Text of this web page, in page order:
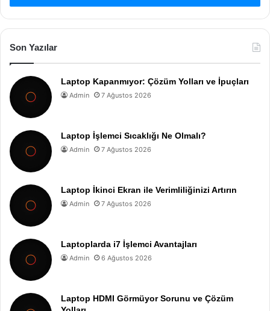
Son Yazılar
Laptop Kapanmıyor: Çözüm Yolları ve İpuçları
Admin 7 Ağustos 2026
Laptop İşlemci Sıcaklığı Ne Olmalı?
Admin 7 Ağustos 2026
Laptop İkinci Ekran ile Verimliliğinizi Artırın
Admin 7 Ağustos 2026
Laptoplarda i7 İşlemci Avantajları
Admin 6 Ağustos 2026
Laptop HDMI Görmüyor Sorunu ve Çözüm